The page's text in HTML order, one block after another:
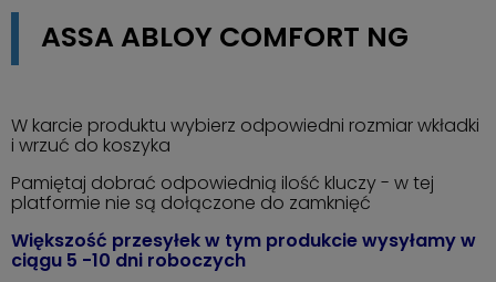
ASSA ABLOY COMFORT NG
W karcie produktu wybierz odpowiedni rozmiar wkładki
i wrzuć do koszyka
Pamiętaj dobrać odpowiednią ilość kluczy - w tej
platformie nie są dołączone do zamknięć
Większość przesyłek w tym produkcie wysyłamy w
ciągu 5 -10 dni roboczych